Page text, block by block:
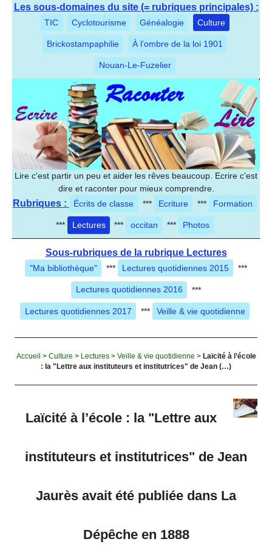
Les sous-domaines du site (= rubriques principales) :
TIC Cyclotourisme Généalogie Culture
Brickostampaphilie À l’ombre de la loi 1901
Nouan-Le-Fuzelier
Lire c'est partir un peu et aider les rêves beaucoup. Ecrire c'est
dire et raconter pour mieux comprendre.
Rubriques : Écrits de classe *** Ecriture *** Formation
*** Lectures *** occitan *** Photos
Sous-rubriques de la rubrique Lectures
"Ma bibliothèque" *** Lectures quotidiennes 2015 ***
Lectures quotidiennes 2016 ***
Lectures quotidiennes 2017 *** Veille & vie quotidienne
Accueil > Culture > Lectures> Veille & vie quotidienne > Laïcité à l’école
: la "Lettre aux instituteurs et institutrices" de Jean (…)
Laïcité à l’école : la "Lettre aux
instituteurs et institutrices" de Jean
Jaurès avait été publiée dans La
Dépêche en 1888